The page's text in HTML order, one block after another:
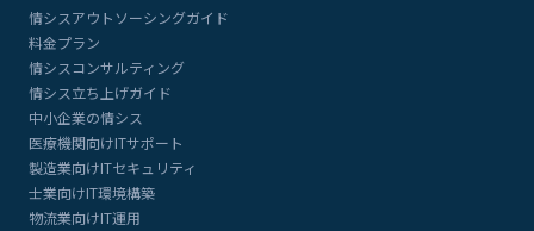
情シスアウトソーシングガイド
料金プラン
情シスコンサルティング
情シス立ち上げガイド
中小企業の情シス
医療機関向けITサポート
製造業向けITセキュリティ
士業向けIT環境構築
物流業向けIT運用